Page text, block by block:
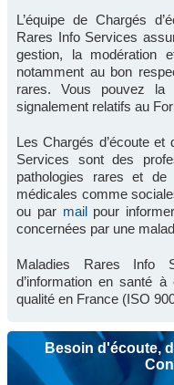
L’équipe de Chargés
Rares Info Services
gestion, la modération
notamment au bon
rares. Vous pouvez la
signalement relatifs au
Les Chargés d’écoute et
Services sont des
pathologies rares et de
médicales comme
ou par mailpour
concernées par une
Maladies Rares Info
d’information en santé
qualité en France (ISO
Besoin d'écoute,